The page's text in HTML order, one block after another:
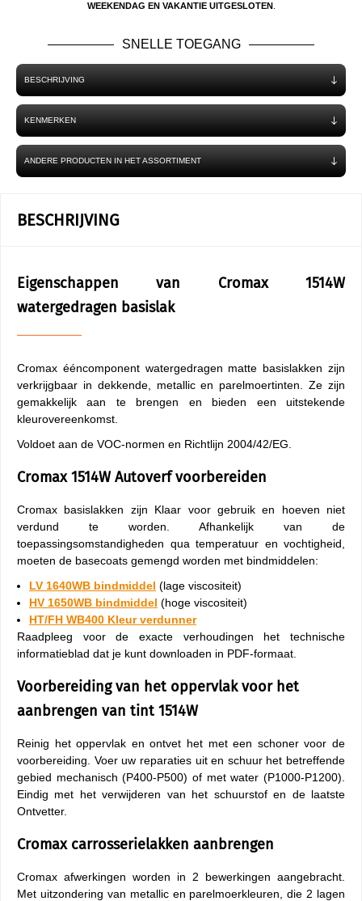
WEEKENDAG EN VAKANTIE UITGESLOTEN.
SNELLE TOEGANG
BESCHRIJVING
KENMERKEN
ANDERE PRODUCTEN IN HET ASSORTIMENT
BESCHRIJVING
Eigenschappen van Cromax 1514W
watergedragen basislak
Cromax ééncomponent watergedragen matte basislakken zijn
verkrijgbaar in dekkende, metallic en parelmoertinten. Ze zijn
gemakkelijk aan te brengen en bieden een uitstekende
kleurovereenkomst.
Voldoet aan de VOC-normen en Richtlijn 2004/42/EG.
Cromax 1514W Autoverf voorbereiden
Cromax basislakken zijn Klaar voor gebruik en hoeven niet
verdund te worden. Afhankelijk van de
toepassingsomstandigheden qua temperatuur en vochtigheid,
moeten de basecoats gemengd worden met bindmiddelen:
LV 1640WB bindmiddel (lage viscositeit)
HV 1650WB bindmiddel (hoge viscositeit)
HT/FH WB400 Kleur verdunner
Raadpleeg voor de exacte verhoudingen het technische
informatieblad dat je kunt downloaden in PDF-formaat.
Voorbereiding van het oppervlak voor het
aanbrengen van tint 1514W
Reinig het oppervlak en ontvet het met een schoner voor de
voorbereiding. Voer uw reparaties uit en schuur het betreffende
gebied mechanisch (P400-P500) of met water (P1000-P1200).
Eindig met het verwijderen van het schuurstof en de laatste
Ontvetter.
Cromax carrosserielakken aanbrengen
Cromax afwerkingen worden in 2 bewerkingen aangebracht.
Met uitzondering van metallic en parelmoerkleuren, die 2 lagen